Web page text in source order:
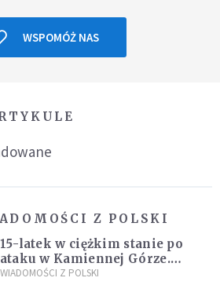
WSPOMÓŻ NAS
Z POLSKI
15-latek w ciężkim stanie po
ataku w Kamiennej Górze.
Policja zatrzymała dwóch
WIADOMOŚCI Z POLSKI